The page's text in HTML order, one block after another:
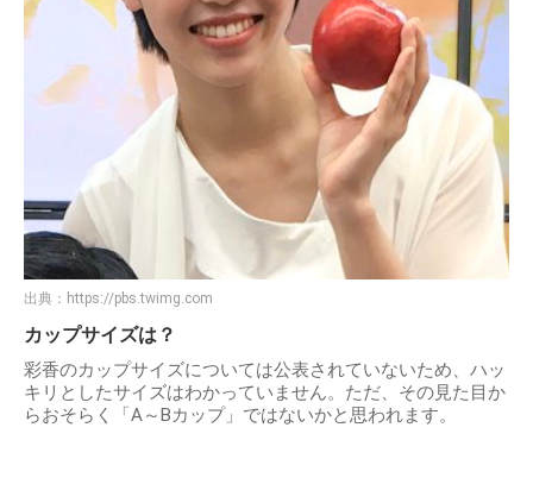
出典： https://pbs.twimg.com
カップサイズは？
彩香のカップサイズについては公表されていないため、ハッ
キリとしたサイズはわかっていません。ただ、その見た目か
らおそらく「A～Bカップ」ではないかと思われます。